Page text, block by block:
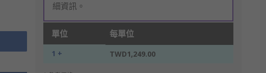
細資訊。
單位 每單位
1 + TWD1,249.00